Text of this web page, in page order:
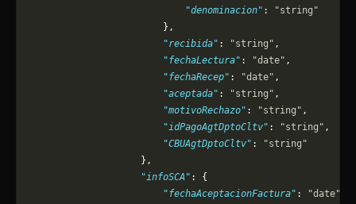
                            "denominacion"
:
"string"
                        },
                        "recibida"
: "string" ,
                        "fechaLectura"
: "date" ,
                        "fechaRecep"
: "date" ,
                        "aceptada"
: "string" ,
                        "motivoRechazo"
: "string" ,
                        "idPagoAgtDptoCltv"
: "string" ,
                        "CBUAgtDptoCltv"
:
"string"
                    },
                    "infoSCA"
: {
                        "fechaAceptacionFactura"
: "date"